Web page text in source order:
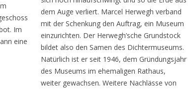
Im
eine
dem Auge verliert. Marcel Herwegh verband
mit der Schenkung den Auftrag, ein Museum
einzurichten. Der Herwegh’sche Grundstock
bildet also den Samen des Dichtermuseums.
Natürlich ist er seit 1946, dem Gründungsjahr
des Museums im ehemaligen Rathaus,
weiter gewachsen. Weitere Nachlässe von